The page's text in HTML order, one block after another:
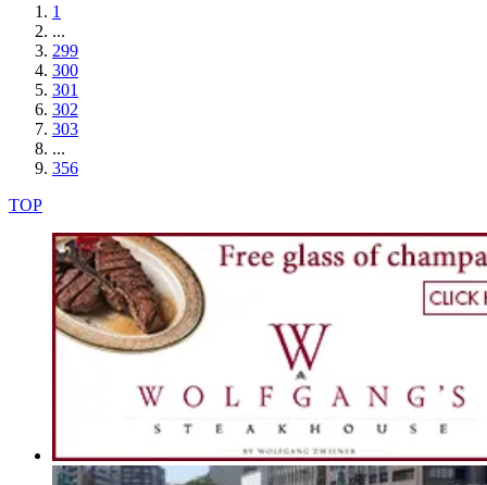
1
...
299
300
301
302
303
...
356
TOP